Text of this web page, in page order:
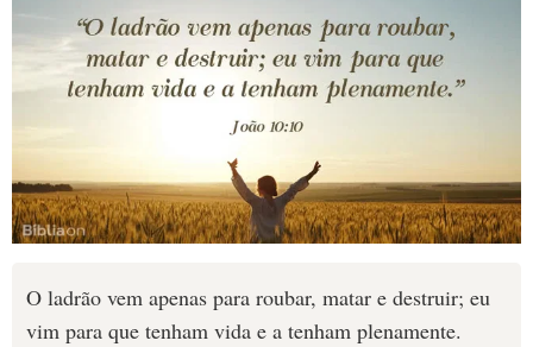
O ladrão vem apenas para roubar, matar e destruir; eu
vim para que tenham vida e a tenham plenamente.